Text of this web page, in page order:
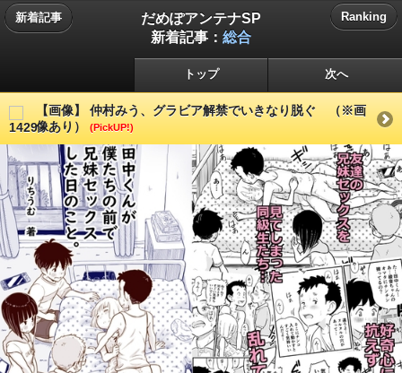
新着記事
だめぽアンテナSP
新着記事： 総合
Ranking
トップ 次へ
【画像】 仲村みう、グラビア解禁でいきなり脱ぐ （※画
像あり）
(PickUP!)